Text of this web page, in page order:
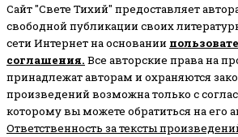
Сайт "Свете Тихий" предоставляет
свободной публикации своих
сети Интернет на основании
соглашения. Все авторские права на
принадлежат авторам и охраняются
произведений возможна только с
которому вы можете обратиться на его
Ответственность за тексты